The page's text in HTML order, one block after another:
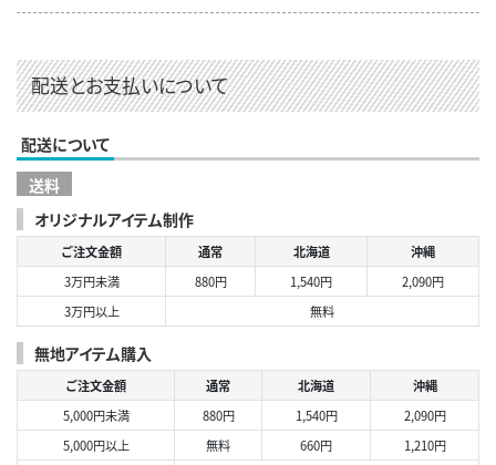
配送とお支払いについて
配送について
送料
オリジナルアイテム制作
ご注文金額 通常 北海道
沖縄
3万円未満
880円 1,540円
2,090円
3万円以上
無料
無地アイテム購入
ご注文金額 通常 北海道
沖縄
5,000円未満
880円 1,540円
2,090円
5,000円以上
無料 660円
1,210円